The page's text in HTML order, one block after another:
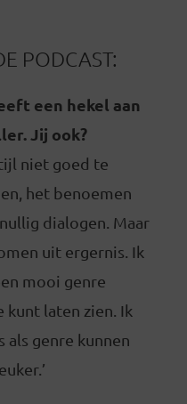
PODCAST:
een hekel aan
Jij ook?
niet goed te
het benoemen
dialogen. Maar
uit ergernis. Ik
mooi genre
kunt laten zien. Ik
als genre kunnen